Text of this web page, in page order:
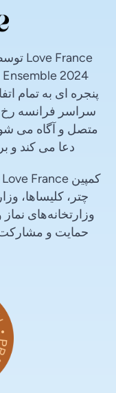
پنجره ای به تمام
سراسر فرانسه
متصل و آگاه می
دعا می کند و
چتر، کلیساها،
وزارتخانه‌های
حمایت و مشارکت